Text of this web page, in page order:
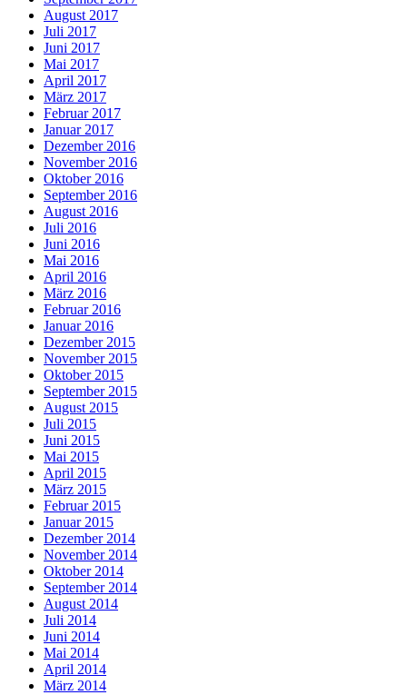
August 2017
Juli 2017
Juni 2017
Mai 2017
April 2017
März 2017
Februar 2017
Januar 2017
Dezember 2016
November 2016
Oktober 2016
September 2016
August 2016
Juli 2016
Juni 2016
Mai 2016
April 2016
März 2016
Februar 2016
Januar 2016
Dezember 2015
November 2015
Oktober 2015
September 2015
August 2015
Juli 2015
Juni 2015
Mai 2015
April 2015
März 2015
Februar 2015
Januar 2015
Dezember 2014
November 2014
Oktober 2014
September 2014
August 2014
Juli 2014
Juni 2014
Mai 2014
April 2014
März 2014